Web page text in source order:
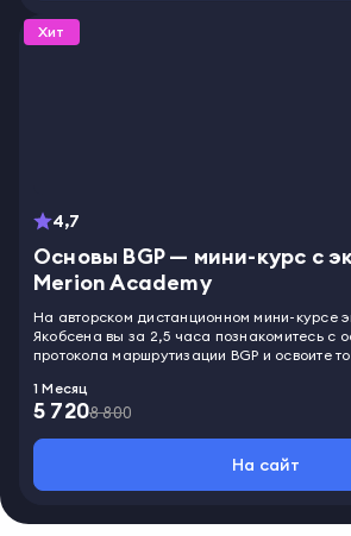
оформить резюме и устроиться на работу.
4,7
Основы BGP — мини-курс с
Merion Academy
Хит
На авторском дистанционном мини-курсе
Якобсена вы за 2,5 часа познакомитесь с
протокола маршрутизации BGP и освоите
будет полезна как начинающим сетевым
опытным практикам, стремящимся
выпускники получают сертификат,
прохождение онлайн-курса. Слушатели
Телеграм-чате, пройти
языку и карьерному росту.
1 Месяц
5 7208 800
На сайт